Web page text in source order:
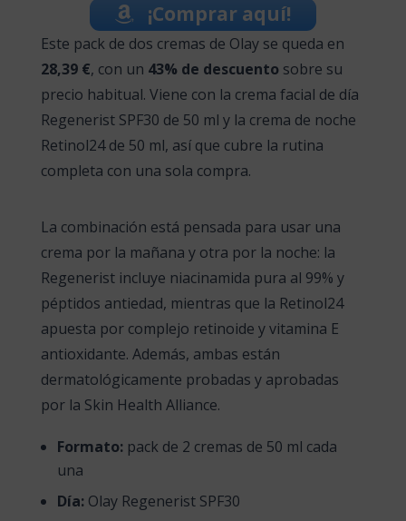
¡Comprar aquí!
Este pack de dos cremas de Olay se queda en
28,39 €, con un 43% de descuentosobre su
precio habitual. Viene con la crema facial de día
Regenerist SPF30 de 50 ml y la crema de noche
Retinol24 de 50 ml, así que cubre la rutina
completa con una sola compra.
La combinación está pensada para usar una
crema por la mañana y otra por la noche: la
Regenerist incluye niacinamida pura al 99% y
péptidos antiedad, mientras que la Retinol24
apuesta por complejo retinoide y vitamina E
antioxidante. Además, ambas están
dermatológicamente probadas y aprobadas
por la Skin Health Alliance.
Formato: pack de 2 cremas de 50 ml cada
una
Día: Olay Regenerist SPF30